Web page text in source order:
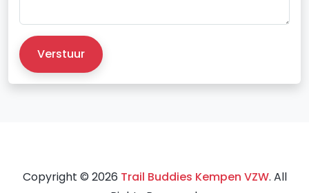
Verstuur
Copyright © 2026 Trail Buddies Kempen VZW. All